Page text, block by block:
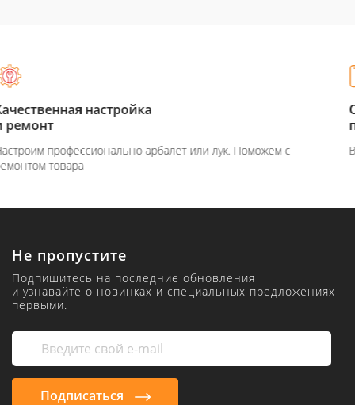
Оплата при
получение товара
Вы можете оплатить товар на сайте или при получение
Не пропустите
Подпишитесь на последние обновления
и узнавайте о новинках и специальных предложениях
первыми.
Подписаться